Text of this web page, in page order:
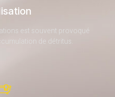
est souvent provoqué
de détritus.